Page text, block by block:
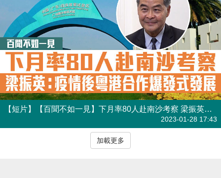
【短片】【百聞不如一見】下月率80人赴南沙考察 梁振英：冀粵港合作在疫情後爆發式發展、籲機構長駐當地、坐言起行去內地看看！
2023-01-28 17:43
加載更多